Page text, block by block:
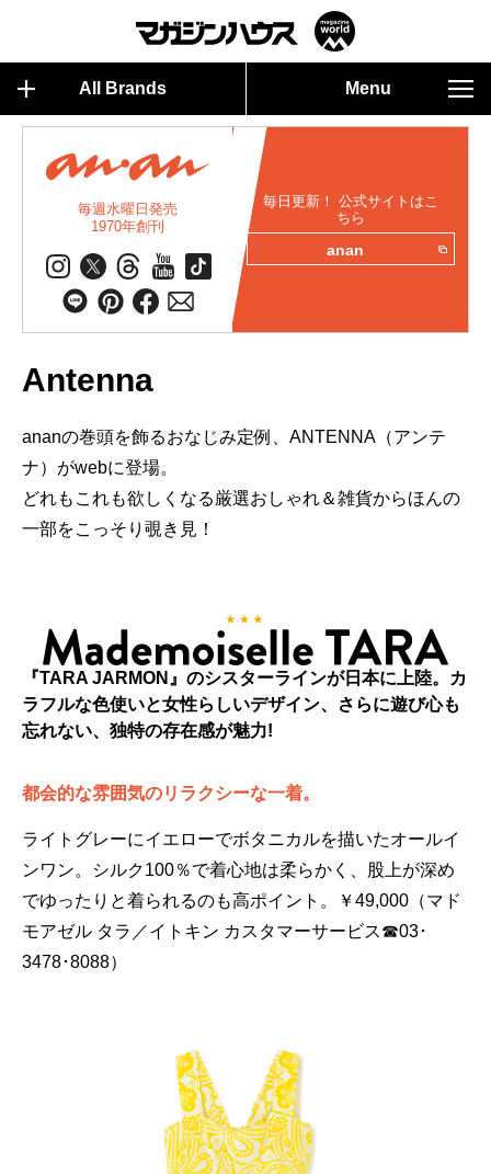
All Brands Menu
毎週水曜日発売
1970年創刊
毎日更新！ 公式サイトはこ
ちら
anan
Antenna
ananの巻頭を飾るおなじみ定例、ANTENNA（アンテ
ナ）がwebに登場。
どれもこれも欲しくなる厳選おしゃれ＆雑貨からほんの
一部をこっそり覗き見！
『TARA JARMON』のシスターラインが日本に上陸。カ
ラフルな色使いと女性らしいデザイン、さらに遊び心も
忘れない、独特の存在感が魅力!
都会的な雰囲気のリラクシーな一着。
ライトグレーにイエローでボタニカルを描いたオールイ
ンワン。シルク100％で着心地は柔らかく、股上が深め
でゆったりと着られるのも高ポイント。￥49,000（マド
モアゼル タラ／イトキン カスタマーサービス☎03･
3478･8088）